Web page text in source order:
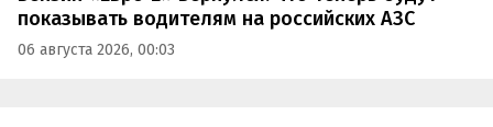
показывать водителям на российских АЗС
06 августа 2026, 00:03